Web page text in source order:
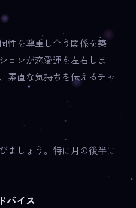
性を尊重し合う関係を築
ョンが恋愛運を左右しま
素直な気持ちを伝えるチャ
ましょう。特に月の後半に
バイス